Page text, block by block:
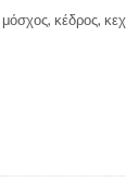
κέδρος,